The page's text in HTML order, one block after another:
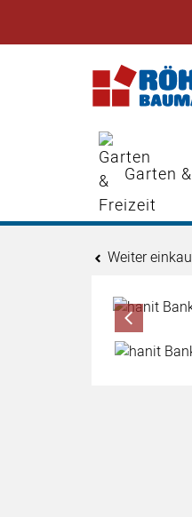
Zum
Garten
Weiter
Zur